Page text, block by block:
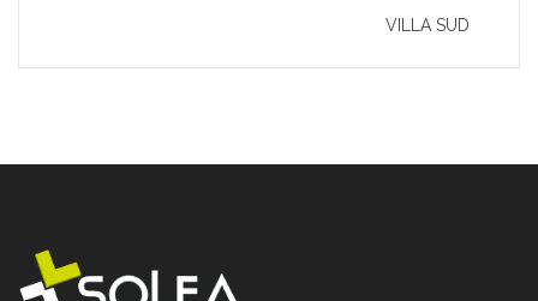
VILLA SUD